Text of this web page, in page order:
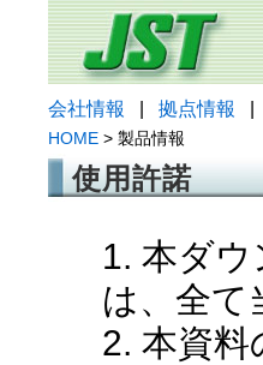
会社情報 拠点情報
HOME > 製品情報
使用許諾
1. 本ダ
は、全て
2. 本資